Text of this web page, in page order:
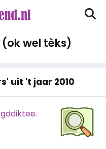
wel tèks)
uit 't jaar 2010